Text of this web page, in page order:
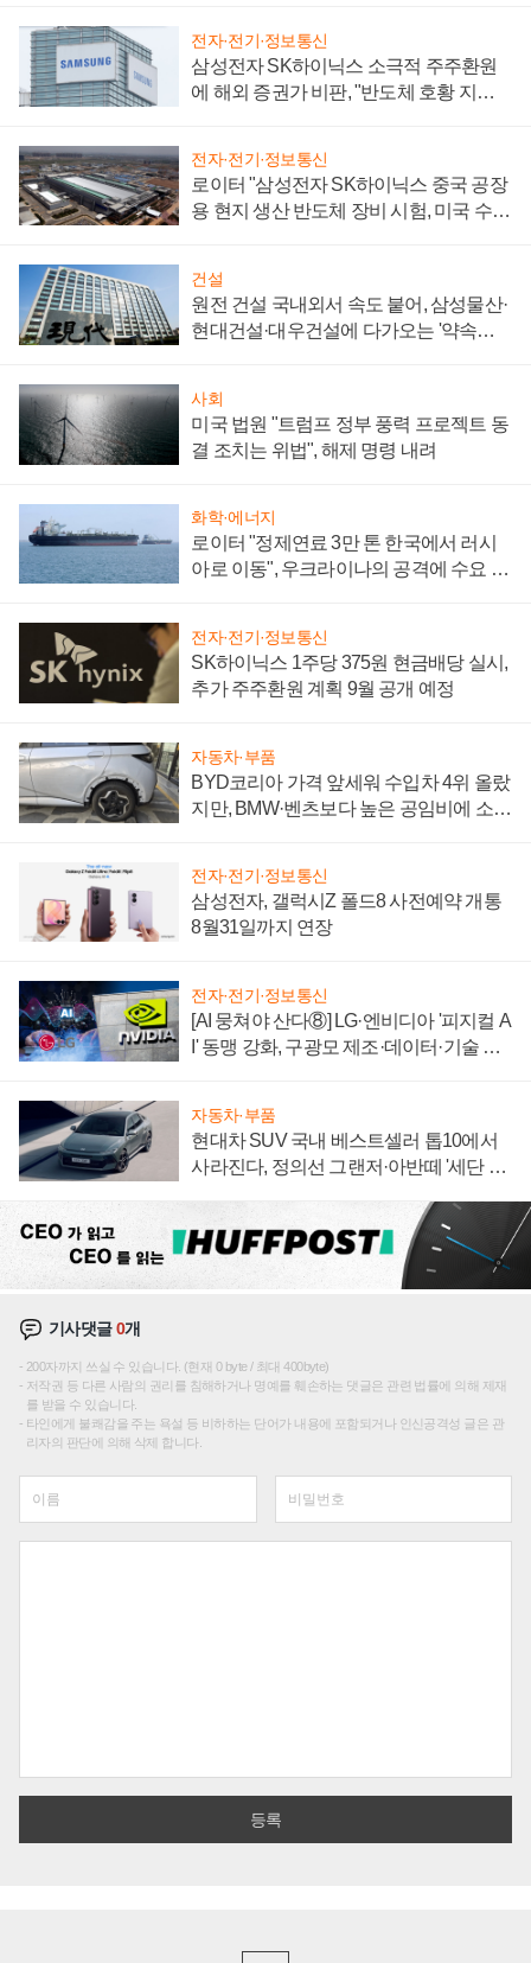
전자·전기·정보통신
삼성전자 SK하이닉스 소극적 주주환원
에 해외 증권가 비판, "반도체 호황 지속
전자·전기·정보통신
로이터 "삼성전자 SK하이닉스 중국 공장
용 현지 생산 반도체 장비 시험, 미국 수출
건설
원전 건설 국내외서 속도 붙어, 삼성물산·
현대건설·대우건설에 다가오는 '약속의
사회
미국 법원 "트럼프 정부 풍력 프로젝트 동
결 조치는 위법", 해제 명령 내려
화학·에너지
로이터 "정제연료 3만 톤 한국에서 러시
아로 이동", 우크라이나의 공격에 수요 늘
전자·전기·정보통신
SK하이닉스 1주당 375원 현금배당 실시,
추가 주주환원 계획 9월 공개 예정
자동차·부품
BYD코리아 가격 앞세워 수입차 4위 올랐
지만, BMW·벤츠보다 높은 공임비에 소비
전자·전기·정보통신
삼성전자, 갤럭시Z 폴드8 사전예약 개통
8월31일까지 연장
전자·전기·정보통신
[AI 뭉쳐야 산다⑧] LG·엔비디아 '피지컬 A
I' 동맹 강화, 구광모 제조·데이터·기술 결
자동차·부품
현대차 SUV 국내 베스트셀러 톱10에서
사라진다, 정의선 그랜저·아반떼 '세단 쌍
기사댓글0개
200자까지 쓰실 수 있습니다. (현재 0 byte / 최대 400byte)
저작권 등 다른 사람의 권리를 침해하거나 명예를 훼손하는 댓글은 관련 법률에 의해 제재
를 받을 수 있습니다.
타인에게 불쾌감을 주는 욕설 등 비하하는 단어가 내용에 포함되거나 인신공격성 글은 관
리자의 판단에 의해 삭제 합니다.